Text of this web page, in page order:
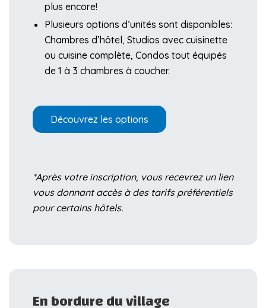
plus encore!
Plusieurs options d’unités sont disponibles:
Chambres d’hôtel, Studios avec cuisinette
ou cuisine complète, Condos tout équipés
de 1 à 3 chambres à coucher.
Découvrez les options
*Après votre inscription, vous recevrez un lien
vous donnant accès à des tarifs préférentiels
pour certains hôtels.
En bordure du village